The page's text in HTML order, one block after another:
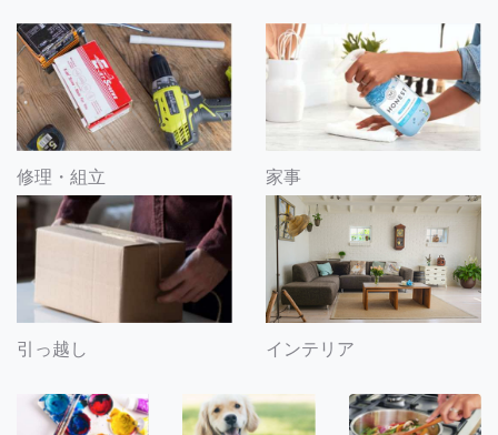
修理・組立 家事
引っ越し インテリア